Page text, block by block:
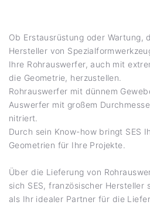
Ob Erstausrüstung oder Wartung,
Hersteller von
Ihre Rohrauswerfer, auch mit
die Geometrie, herzustellen.
Rohrauswerfer mit dünnem
Auswerfer mit großem
nitriert.
Durch sein Know-how bringt SES
Geometrien für Ihre Projekte.
Über die Lieferung von
sich SES, französischer Hersteller
als Ihr idealer Partner für die